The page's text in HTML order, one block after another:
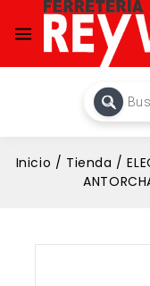
Inicio / Tienda /